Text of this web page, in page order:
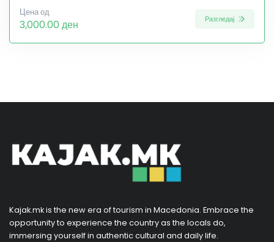
Цена од
3,000.00 ден Разгледај
Kajak.mk is the new era of tourism in Macedonia. Embrace the
opportunity to experience the country as the locals do,
immersing yourself in authentic cultural and daily life.